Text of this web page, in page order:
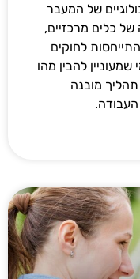
של המעבר
כלים מרכזיים,
לחוקים
להבין מהו
תהליך מובנה